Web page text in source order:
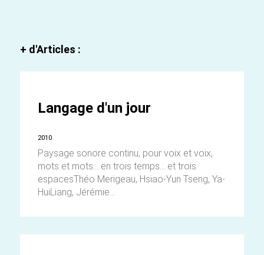
+ d'Articles :
Langage d'un jour
2010
Paysage sonore continu, pour voix et voix,
mots et mots... en trois temps... et trois
espacesThéo Merigeau, Hsiao-Yun Tseng, Ya-
HuiLiang, Jérémie...